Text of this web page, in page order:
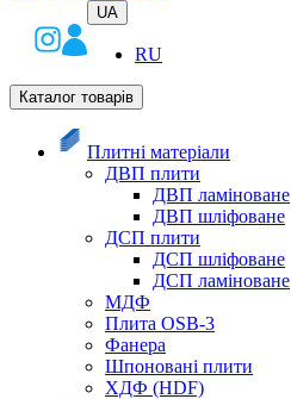
UA
RU
Каталог товарів
Плитні матеріали
ДВП плити
ДВП ламіноване
ДВП шліфоване
ДСП плити
ДСП шліфоване
ДСП ламіноване
МДФ
Плита OSB-3
Фанера
Шпоновані плити
ХДФ (HDF)